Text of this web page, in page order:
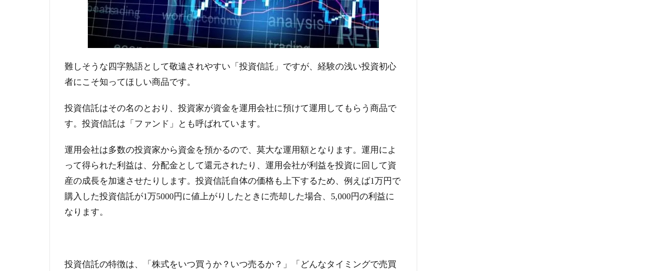
難しそうな四字熟語として敬遠されやすい「投資信託」ですが、経験の浅い投資初心
者にこそ知ってほしい商品です。
投資信託はその名のとおり、投資家が資金を運用会社に預けて運用してもらう商品で
す。投資信託は「ファンド」とも呼ばれています。
運用会社は多数の投資家から資金を預かるので、莫大な運用額となります。運用によ
って得られた利益は、分配金として還元されたり、運用会社が利益を投資に回して資
産の成長を加速させたりします。投資信託自体の価格も上下するため、例えば1万円で
購入した投資信託が1万5000円に値上がりしたときに売却した場合、5,000円の利益に
なります。
投資信託の特徴は、「株式をいつ買うか？いつ売るか？」「どんなタイミングで売買